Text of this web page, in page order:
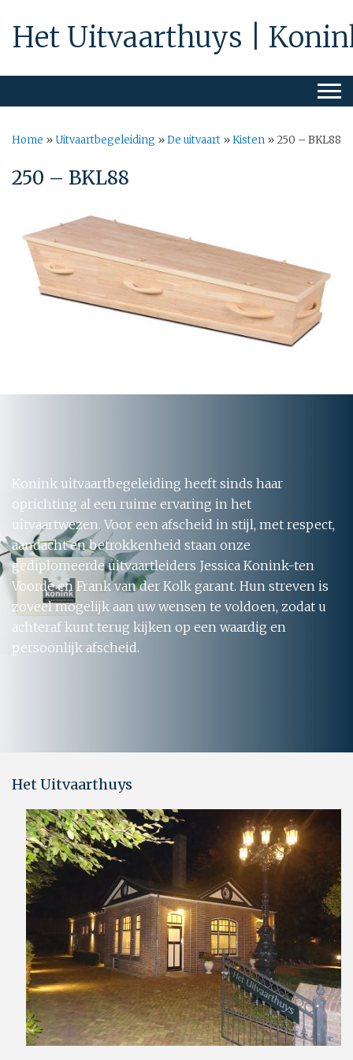
Het Uitvaarthuys |
Home »Uitvaartbegeleiding »De uitvaart »Kisten » 250 – BKL88
250 – BKL88
Konink uitvaartbegeleiding heeft sinds haar
oprichting al een ruime ervaring in het
uitvaartwezen. Voor een afscheid in stijl, met respect,
aandacht en betrokkenheid staan onze
gediplomeerde uitvaartleiders Jessica Konink-ten
Voorde en Frank van der Kolk garant. Hun streven is
zoveel mogelijk aan uw wensen te voldoen, zodat u
achteraf kunt terug kijken op een waardig en
persoonlijk afscheid.
Het Uitvaarthuys